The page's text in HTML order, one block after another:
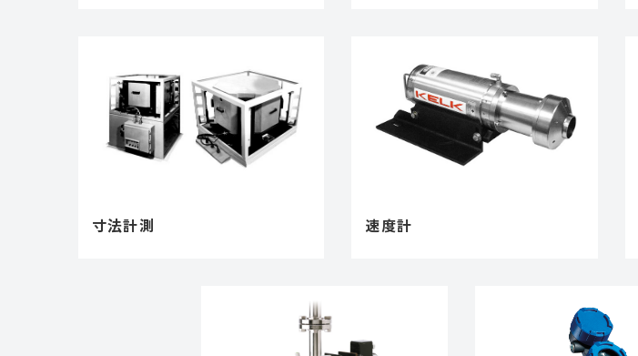
寸法計測 速度計